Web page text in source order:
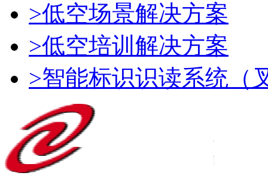
>低空场景解决方案
>低空培训解决方案
>智能标识识读系统（